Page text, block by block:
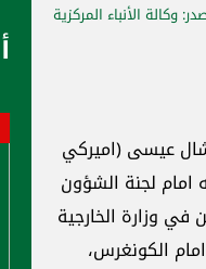
: وكالة الأنباء المركزية
عيسى (اميركي
امام لجنة الشؤون
في وزارة الخارجية
الكونغرس،